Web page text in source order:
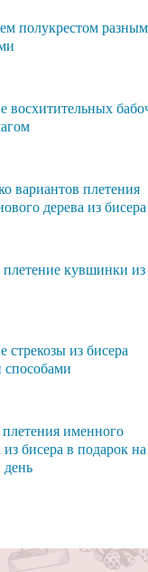
полукрестом
восхитительных
вариантов плетения
дерева из бисера
плетение кувшинки из
стрекозы из бисера
именного
из бисера в подарок на
день